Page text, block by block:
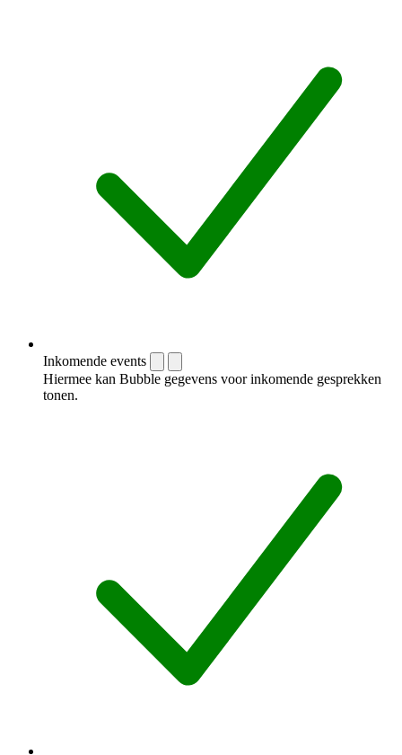
Inkomende events
Hiermee kan Bubble gegevens voor inkomende gesprekken
tonen.